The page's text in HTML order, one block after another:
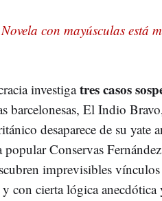
con mayúsculas está
investigatres casos
barcelonesas, El Indio
desaparece de su yate
Conservas
imprevisibles vínculos
con cierta lógica anecdótica